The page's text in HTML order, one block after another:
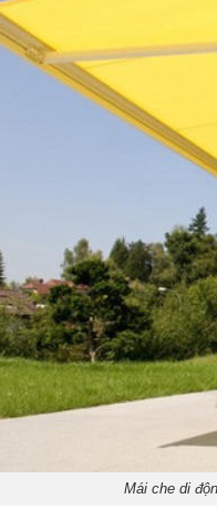
Mái che di